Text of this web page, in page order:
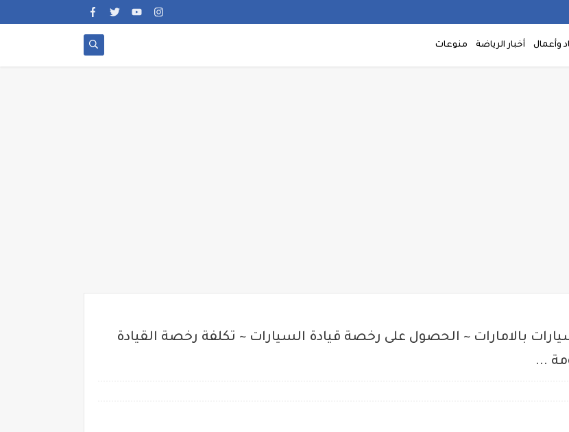
وأعمال أخبار الرياضة منوعات
بالامارات ~ الحصول على رخصة قيادة السيارات ~ تكلفة رخصة القيادة